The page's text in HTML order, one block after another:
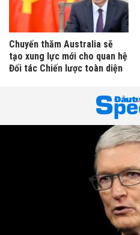
Chuyến thăm Australia sẽ
tạo xung lực mới cho quan hệ
Đối tác Chiến lược toàn diện